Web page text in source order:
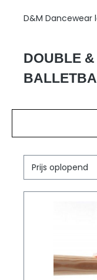
D&M Dancewear
DOUBLE